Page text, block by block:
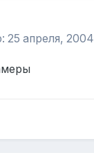
25 апреля, 2004